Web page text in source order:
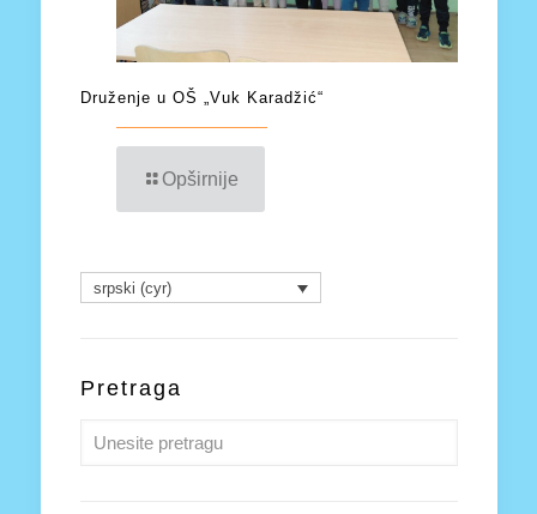
Druženje u OŠ „Vuk Karadžić“
Opširnije
srpski (cyr)
Pretraga